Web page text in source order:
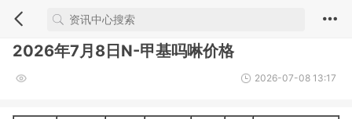
2026年7月8日N-甲基吗啉价格
2026-07-08 13:17